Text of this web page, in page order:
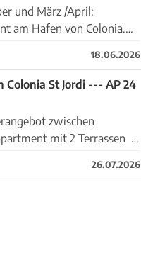
und März /April:
am Hafen von Colonia.
18.06.2026
St Jordi --- AP 24
zwischen
26.07.2026